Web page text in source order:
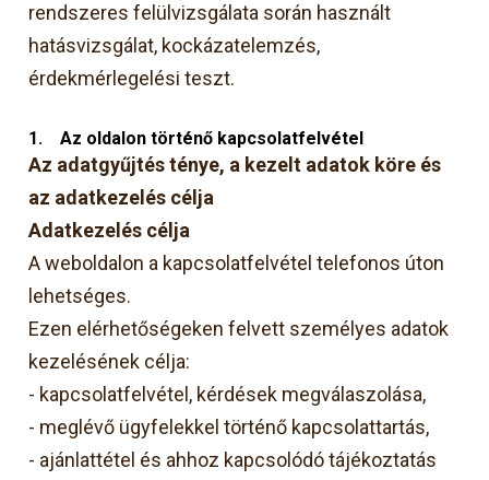
rendszeres felülvizsgálata során használt
hatásvizsgálat, kockázatelemzés,
érdekmérlegelési teszt.
1.Az oldalon történő kapcsolatfelvétel
Az adatgyűjtés ténye, a kezelt adatok köre és
az adatkezelés célja
Adatkezelés célja
A weboldalon a kapcsolatfelvétel telefonos úton
lehetséges.
Ezen elérhetőségeken felvett személyes adatok
kezelésének célja:
- kapcsolatfelvétel, kérdések megválaszolása,
- meglévő ügyfelekkel történő kapcsolattartás,
- ajánlattétel és ahhoz kapcsolódó tájékoztatás